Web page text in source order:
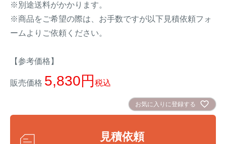
※別途送料がかかります。
※商品をご希望の際は、お手数ですが以下見積依頼フォ
ームよりご依頼ください。
【参考価格】
販売価格 5,830 税込
お気に入りに登録する
見積依頼
クマ対策